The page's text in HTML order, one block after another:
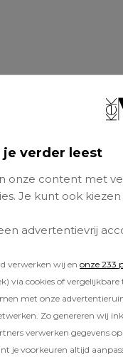
je verder leest
onze content met
Je kunt ook
advertentievrij
verwerken wij en onze 233
via cookies of
met onze
Zo genereren wij
verwerken gegevens
je voorkeuren altijd
ik dj
achter
kwam hoorde
rappen.
Zo schreef ik
en stond ik
te battlen.
Lees